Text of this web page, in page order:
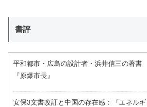
書評
平和都市・広島の設計者・浜井信三の著書
『原爆市長』
安保3文書改訂と中国の存在感：『エネルギ